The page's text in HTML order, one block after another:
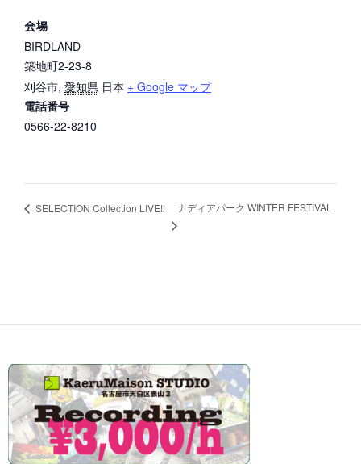
会場
BIRDLAND
築地町2-23-8
刈谷市, 愛知県 日本 + Google マップ
電話番号
0566-22-8210
SELECTION Collection LIVE!! ナディアパーク WINTER FESTIVAL